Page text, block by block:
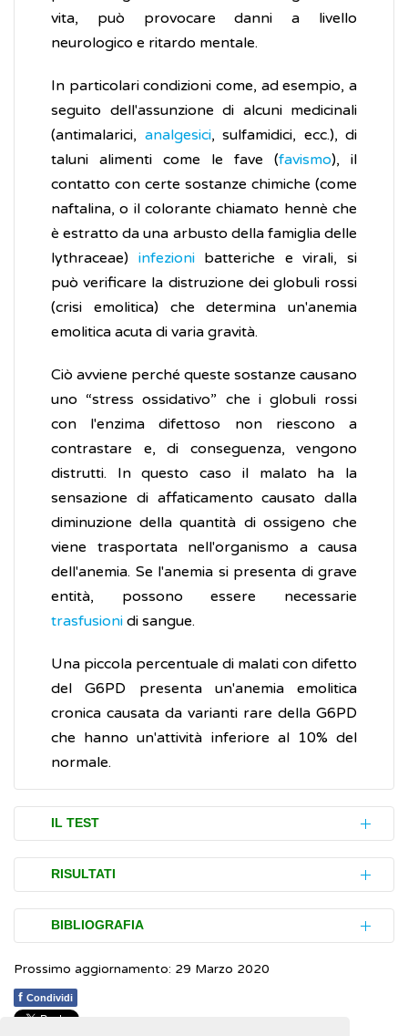
vita, può provocare danni a livello
neurologico e ritardo mentale.
In particolari condizioni come, ad esempio, a
seguito dell'assunzione di alcuni medicinali
(antimalarici, analgesici, sulfamidici, ecc.), di
taluni alimenti come le fave (favismo), il
contatto con certe sostanze chimiche (come
naftalina, o il colorante chiamato hennè che
è estratto da una arbusto della famiglia delle
lythraceae) infezionibatteriche e virali, si
può verificare la distruzione dei globuli rossi
(crisi emolitica) che determina un'anemia
emolitica acuta di varia gravità.
Ciò avviene perché queste sostanze causano
uno “stress ossidativo” che i globuli rossi
con l'enzima difettoso non riescono a
contrastare e, di conseguenza, vengono
distrutti. In questo caso il malato ha la
sensazione di affaticamento causato dalla
diminuzione della quantità di ossigeno che
viene trasportata nell'organismo a causa
dell'anemia. Se l'anemia si presenta di grave
entità, possono essere necessarie
trasfusioni di sangue.
Una piccola percentuale di malati con difetto
del G6PD presenta un'anemia emolitica
cronica causata da varianti rare della G6PD
che hanno un'attività inferiore al 10% del
normale.
IL TEST
L'esame è eseguito su una piccola quantità
(campione) di sangue prelevato con un ago
dalla vena del braccio. Nei neonati il prelievo
del sangue è eseguito sui capillari.
Può essere prescritto in occasione di
controlli alla nascita o per scoprire la
RISULTATI
I risultati delle analisi (referti) forniti dal
laboratorio dovrebbero indicare, per ogni
esame, gli intervalli entro cui i valori
riscontrati sono ritenuti normali (intervalli di
riferimento). In ogni caso, anche con risultati
BIBLIOGRAFIA
Beutler E.G6PD deficiency .Blood
3613-36
Prossimo aggiornamento: 29 Marzo 2020
f Condividi